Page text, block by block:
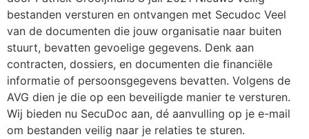
bestanden versturen en ontvangen met Secudoc Veel
van de documenten die jouw organisatie naar buiten
stuurt, bevatten gevoelige gegevens. Denk aan
contracten, dossiers, en documenten die financiële
informatie of persoonsgegevens bevatten. Volgens de
AVG dien je die op een beveiligde manier te versturen.
Wij bieden nu SecuDoc aan, dé aanvulling op je e-mail
om bestanden veilig naar je relaties te sturen.